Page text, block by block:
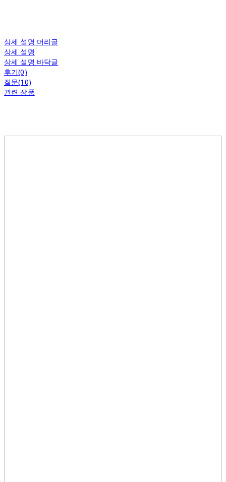
상세 설명 머리글
상세 설명
상세 설명 바닥글
후기(0)
질문(10)
관련 상품